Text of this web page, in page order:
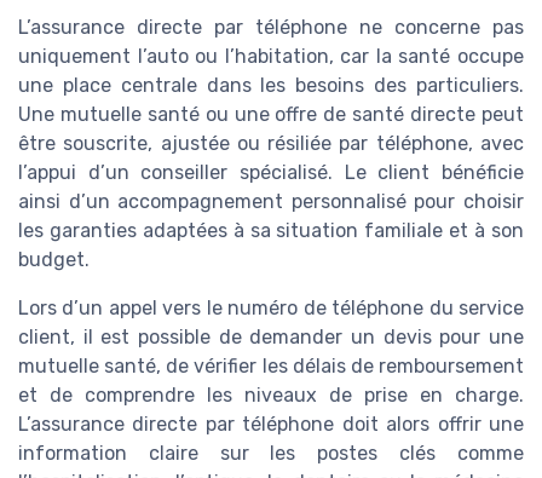
L’assurance directe par téléphone ne concerne pas
uniquement l’auto ou l’habitation, car la santé occupe
une place centrale dans les besoins des particuliers.
Une mutuelle santé ou une offre de santé directe peut
être souscrite, ajustée ou résiliée par téléphone, avec
l’appui d’un conseiller spécialisé. Le client bénéficie
ainsi d’un accompagnement personnalisé pour choisir
les garanties adaptées à sa situation familiale et à son
budget.
Lors d’un appel vers le numéro de téléphone du service
client, il est possible de demander un devis pour une
mutuelle santé, de vérifier les délais de remboursement
et de comprendre les niveaux de prise en charge.
L’assurance directe par téléphone doit alors offrir une
information claire sur les postes clés comme